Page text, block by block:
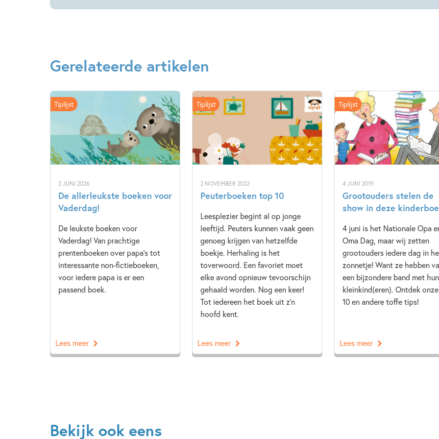
Gerelateerde artikelen
2 JUNI 2026
De allerleukste boeken voor
Vaderdag!
De leukste boeken voor
Vaderdag! Van prachtige
prentenboeken over papa's tot
interessante non-fictieboeken,
voor iedere papa is er een
passend boek.
Tiplijst
Lees meer
2 NOVEMBER 2022
Peuterboeken top 10
Leesplezier begint al op jonge
leeftijd. Peuters kunnen vaak geen
genoeg krijgen van hetzelfde
boekje. Herhaling is het
toverwoord. Een favoriet moet
elke avond opnieuw tevoorschijn
gehaald worden. Nog een keer!
Tot iedereen het boek uit z’n
hoofd kent.
Tiplijst
Lees meer
4 JUNI 2019
Grootouders stelen de
show in deze
4 juni is het Nationale Opa
Oma Dag, maar wij zetten
grootouders iedere dag in
zonnetje! Want ze hebben
een bijzondere band met hun
kleinkind(eren). Ontdek
10 en andere toffe tips!
Tiplijst
Lees meer
Bekijk ook eens